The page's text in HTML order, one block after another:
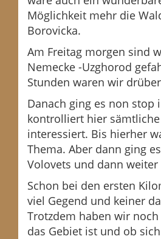
Möglichkeit mehr die
Borovicka.
Am Freitag morgen sind
Nemecke -Uzghorod
Stunden waren wir
Danach ging es non stop
kontrolliert hier
interessiert. Bis hierher
Thema. Aber dann ging
Volovets und dann
Schon bei den ersten
viel Gegend und keiner
Trotzdem haben wir
das Gebiet ist und ob